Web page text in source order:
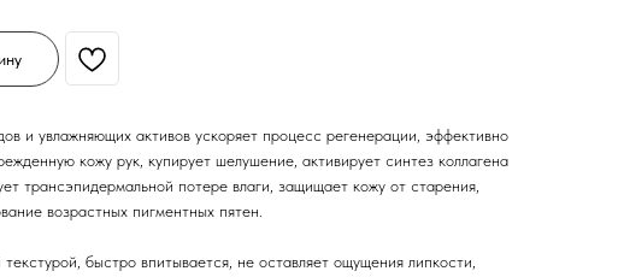
и увлажняющих активов ускоряет процесс регенерации, эффективно
кожу рук, купирует шелушение, активирует синтез коллагена
трансэпидермальной потере влаги, защищает кожу от старения,
возрастных пигментных пятен.
быстро впитывается, не оставляет ощущения липкости,